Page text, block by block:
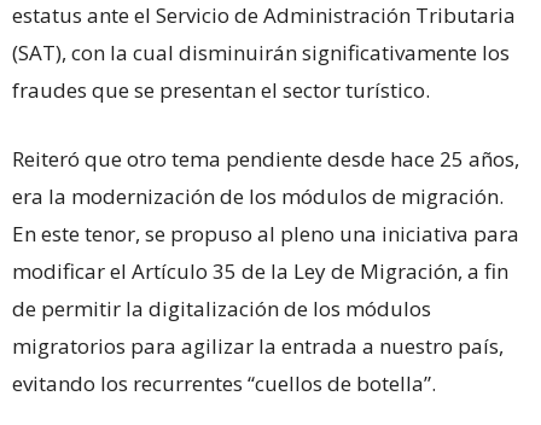
estatus ante el Servicio de Administración Tributaria
(SAT), con la cual disminuirán significativamente los
fraudes que se presentan el sector turístico.
Reiteró que otro tema pendiente desde hace 25 años,
era la modernización de los módulos de migración.
En este tenor, se propuso al pleno una iniciativa para
modificar el Artículo 35 de la Ley de Migración, a fin
de permitir la digitalización de los módulos
migratorios para agilizar la entrada a nuestro país,
evitando los recurrentes “cuellos de botella”.